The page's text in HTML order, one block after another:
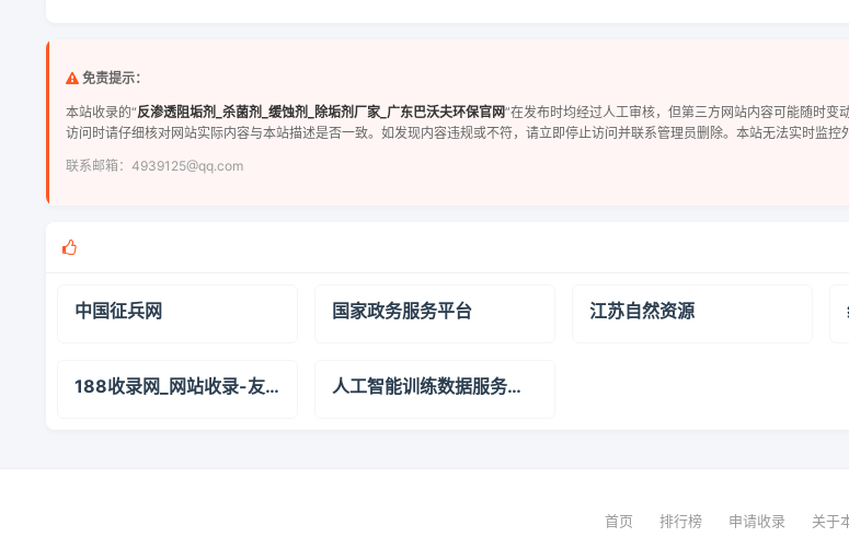
免责提示：
本站收录的“反渗透阻垢剂_杀菌剂_缓蚀剂_除垢剂厂家_广东巴沃夫环保官网”在发布时均经过人工审核，但第三方网站内容可能随时变动
访问时请仔细核对网站实际内容与本站描述是否一致。如发现内容违规或不符，请立即停止访问并联系管理员删除。本站无法实时监控
联系邮箱：4939125@qq.com
中国征兵网 国家政务服务平台 江苏自然资源
188收录网_网站收录-友情链接交换-网址收录-自动秒收录 人工智能训练数据服务企业|数据堂
首页 排行榜 申请收录 关于